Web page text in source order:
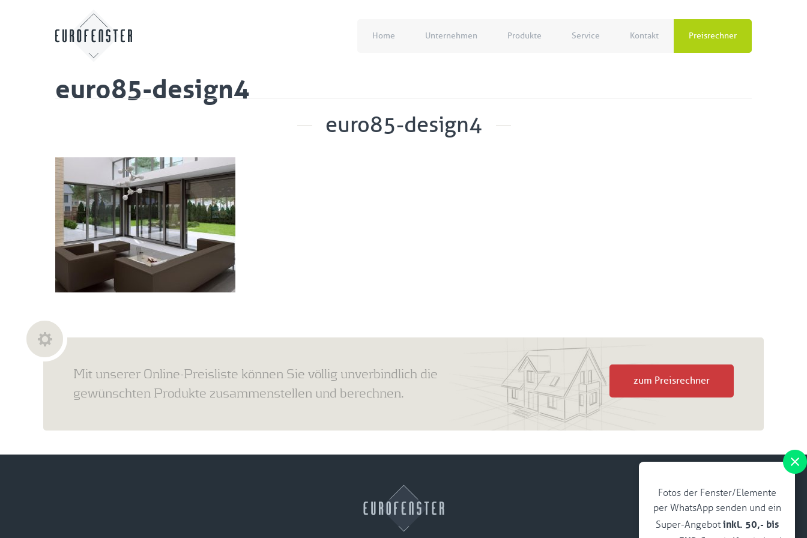
Home Unternehmen Produkte Service Kontakt Preisrechner
euro85-design4
euro85-design4
Fotos der Fenster/Elemente
per WhatsApp senden und ein
Super-Angebot inkl. 50,- bis
Mit unserer Online-Preisliste können Sie völlig unverbindlich die
gewünschten Produkte zusammenstellen und berechnen.
zum Preisrechner